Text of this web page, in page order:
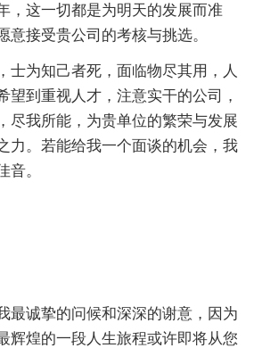
，这一切都是为明天的发展而准
意接受贵公司的考核与挑选。
士为知己者死，面临物尽其用，人
望到重视人才，注意实干的公司，
尽我所能，为贵单位的繁荣与发展
力。若能给我一个面谈的机会，我
音。
最诚挚的问候和深深的谢意，因为
辉煌的一段人生旅程或许即将从您